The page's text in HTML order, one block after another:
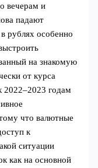
вечерам и
падают
рублях особенно
на знакомую
от курса
2022–2023 годам
что валютные
к
ситуации
как на основной